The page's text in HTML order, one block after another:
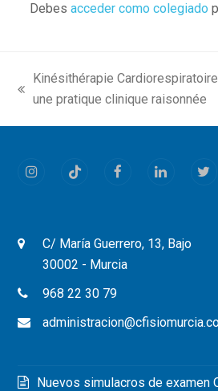
Debes acceder como colegiado
previous
Kinésithérapie
une pratique clinique raisonnée
InstagramTiktok FacebookLinkedIn
C/ María Guerrero, 13, Bajo
30002 - Murcia
968 22 30 79
Nuevos simulacros de examen